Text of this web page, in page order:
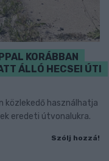
KORÁBBAN
ÁLLÓ HECSEI ÚTI
közlekedő használhatja
eredeti útvonalukra.
Szólj hozzá!